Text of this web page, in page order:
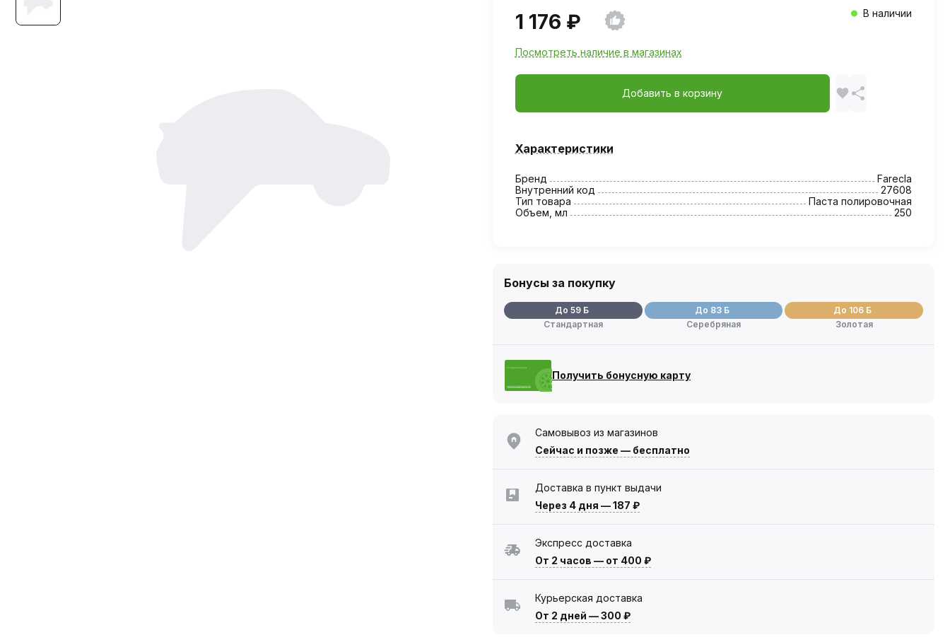
1 176 ₽ В наличии
Посмотреть наличие в магазинах
Добавить в корзину
Характеристики
Бренд
Farecla
Внутренний код
27608
Тип товара
Паста полировочная
Объем, мл
250
Бонусы за покупку
До 59 Б
Стандартная
До 83 Б
Серебряная
До 106 Б
Золотая
Получить бонусную карту
Самовывоз из магазинов
Сейчас и позже — бесплатно
Доставка в пункт выдачи
Через 4 дня —187 ₽
Экспресс доставка
От 2 часов — от 400 ₽
Курьерская доставка
От 2 дней —300 ₽